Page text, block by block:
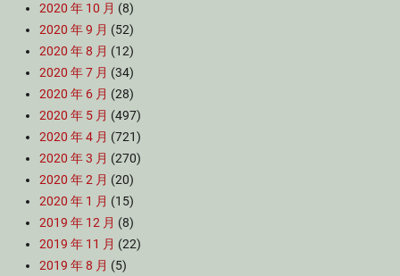
2020 年 10 月 (8)
2020 年 9 月 (52)
2020 年 8 月 (12)
2020 年 7 月 (34)
2020 年 6 月 (28)
2020 年 5 月 (497)
2020 年 4 月 (721)
2020 年 3 月 (270)
2020 年 2 月 (20)
2020 年 1 月 (15)
2019 年 12 月 (8)
2019 年 11 月 (22)
2019 年 8 月 (5)